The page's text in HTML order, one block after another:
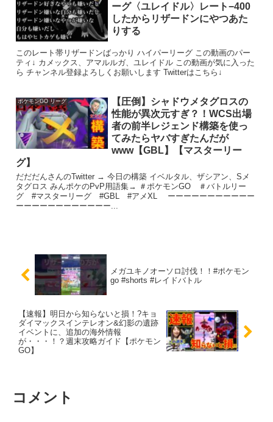
ーグ〈ユレイドル〉レート−400
したからリザードンにやつあた
りする
このレート帯リザードンばっかり ハイパーリーグ この動画のパー
ティ↓ カメックス、アマルルガ、ユレイドル この動画が気に入った
ら チャンネル登録よろしくお願いします Twitterはこちら↓
ポケモンGO リーグ
【圧倒】シャドウメタグロスの
性能が異次元すぎ？！WCS出場
者の前半レジェンド構築を使っ
てみたらヤバすぎたんだが
www【GBL】【マスターリー
グ】
だだだんさんのTwitter → 今日の構築 イベルタル、ザシアン、Sメ
タグロス みんポケのPvP用語集→ ＃ポケモンGO ＃バトルリー
グ #マスターリーグ #GBL #アメXL ーーーーーーーーーーー
ーーーーーーーーーーーー...
メガユキノオーソロ討伐！！#ポケモン
go #shorts #レイドバトル
【速報】明日から知らないと損！?キョ
ダイマックスインテレオン&幻影の遺跡
イベントに、追加の海外情報
が・・・！？週末攻略ガイド【ポケモン
GO】
コメント